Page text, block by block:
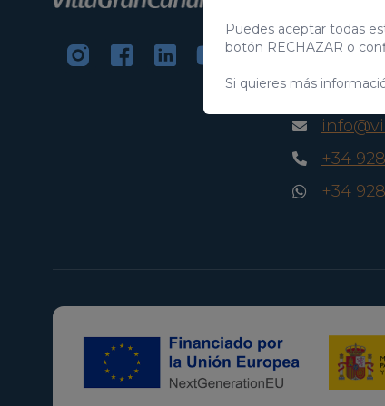
Salobre Golf
35100
Islas
CIF:
+34
+34
Puedes aceptar todas
botón RECHAZAR o
Si quieres más